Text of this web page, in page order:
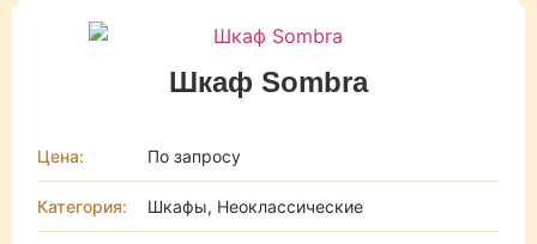
Шкаф Sombra
Цена: По запросу
Категория: Шкафы, Неоклассические